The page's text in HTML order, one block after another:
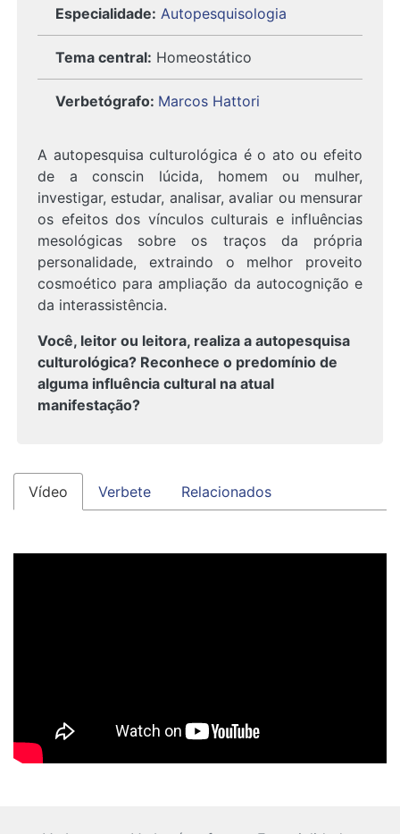
Especialidade: Autopesquisologia
Tema central: Homeostático
Verbetógrafo: Marcos Hattori
A autopesquisa culturológica é o ato ou efeito
de a conscin lúcida, homem ou mulher,
investigar, estudar, analisar, avaliar ou mensurar
os efeitos dos vínculos culturais e influências
mesológicas sobre os traços da própria
personalidade, extraindo o melhor proveito
cosmoético para ampliação da autocognição e
da interassistência.
Você, leitor ou leitora, realiza a autopesquisa
culturológica? Reconhece o predomínio de
alguma influência cultural na atual
manifestação?
Vídeo Verbete Relacionados